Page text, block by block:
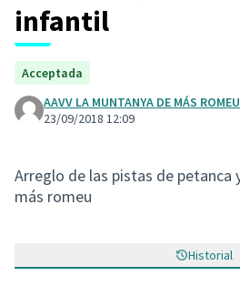
infantil
Acceptada
AAVV LA MUNTANYA DE MÁS ROMEU
23/09/2018 12:09
Arreglo de las pistas de petanca
más romeu
Historial